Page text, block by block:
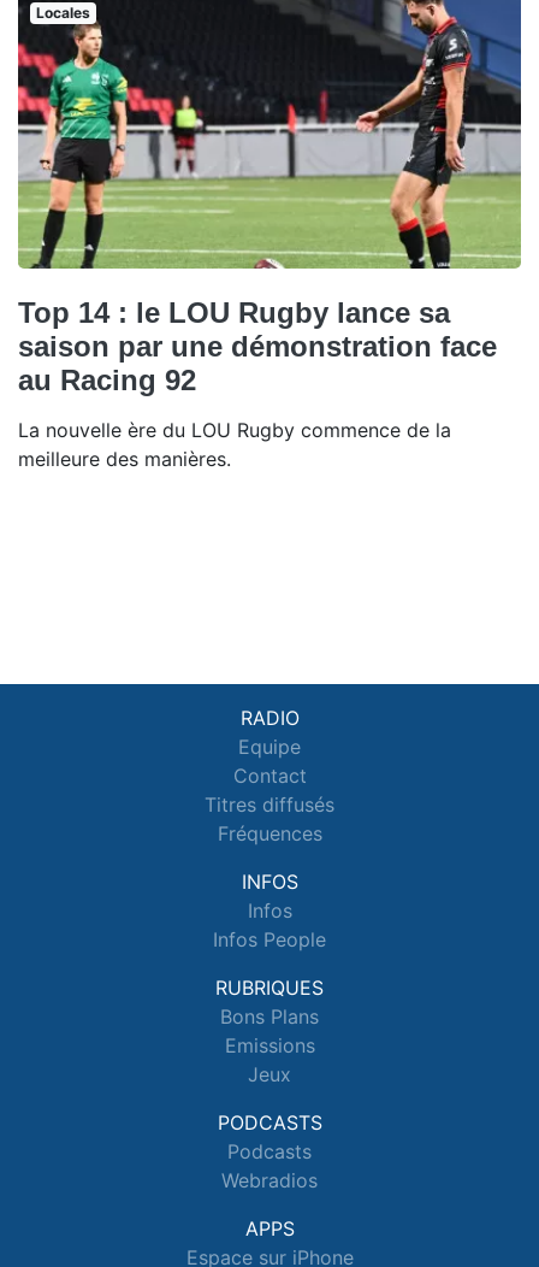
Locales
Top 14 : le LOU Rugby lance sa
saison par une démonstration face
au Racing 92
La nouvelle ère du LOU Rugby commence de la
meilleure des manières.
RADIO
Equipe
Contact
Titres diffusés
Fréquences
INFOS
Infos
Infos People
RUBRIQUES
Bons Plans
Emissions
Jeux
PODCASTS
Podcasts
Webradios
APPS
Espace sur iPhone